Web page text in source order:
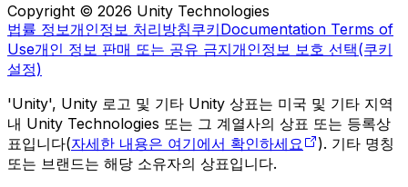
Copyright © 2026 Unity Technologies
법률 정보개인정보 처리방침쿠키Documentation Terms of
Use개인 정보 판매 또는 공유 금지개인정보 보호 선택(쿠키
설정)
'Unity', Unity 로고 및 기타 Unity 상표는 미국 및 기타 지역
내 Unity Technologies 또는 그 계열사의 상표 또는 등록상
표입니다(자세한 내용은 여기에서 확인하세요
). 기타 명칭
또는 브랜드는 해당 소유자의 상표입니다.